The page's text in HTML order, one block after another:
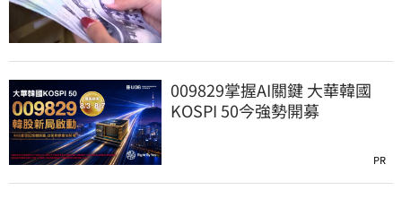
009829掌握AI關鍵 大華韓國
KOSPI 50今強勢開募
PR